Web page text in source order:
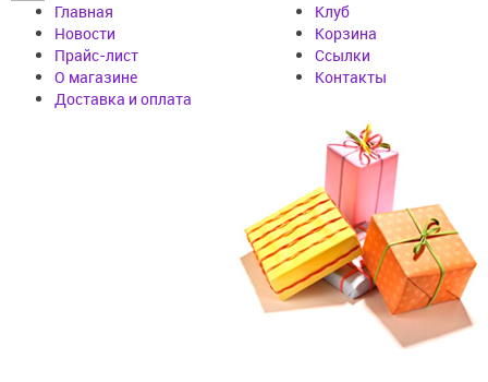
Главная
Новости
Прайс-лист
О магазине
Доставка и оплата
Клуб
Корзина
Cсылки
Контакты